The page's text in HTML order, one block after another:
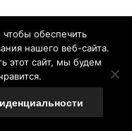
обеспечить
нашего веб-сайта.
этот сайт, мы будем